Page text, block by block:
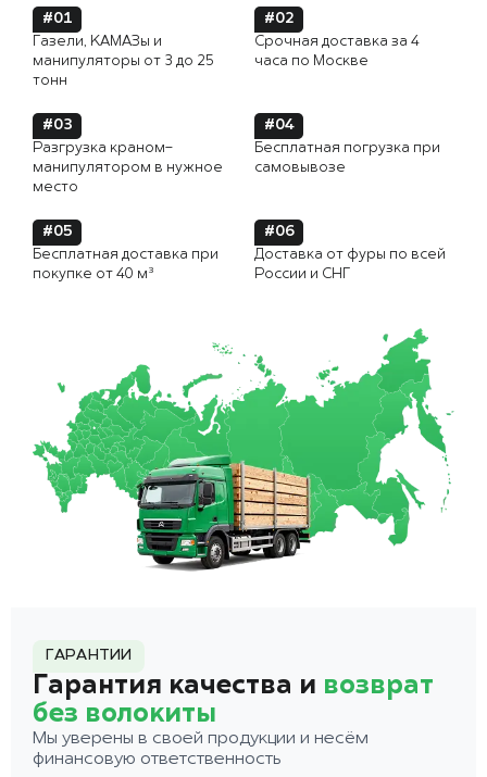
#01
Газели, КАМАЗы и
манипуляторы от 3 до 25
тонн
#02
Срочная доставка за 4
часа по Москве
#03
Разгрузка краном-
манипулятором в нужное
место
#04
Бесплатная погрузка при
самовывозе
#05
Бесплатная доставка при
покупке от 40 м³
#06
Доставка от фуры по всей
России и СНГ
ГАРАНТИИ
Гарантия качества и возврат
без волокиты
Мы уверены в своей продукции и несём
финансовую ответственность